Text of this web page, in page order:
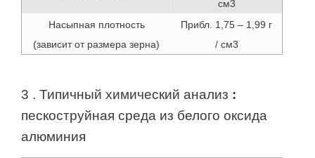
см3
Насыпная плотность
(зависит от размера зерна)
Прибл. 1,75 – 1,99 г
/ см3
3 . Типичный химический анализ :
пескоструйная среда из белого оксида
алюминия